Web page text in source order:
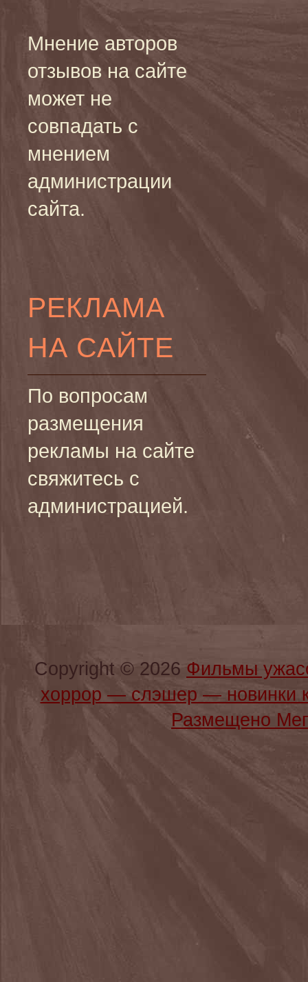
Мнение авторов
отзывов на сайте
может не
совпадать с
мнением
администрации
сайта.
РЕКЛАМА
НА САЙТЕ
По вопросам
размещения
рекламы на сайте
свяжитесь с
администрацией.
Copyright © 2026 Фильмы
хоррор — слэшер —
Размещено